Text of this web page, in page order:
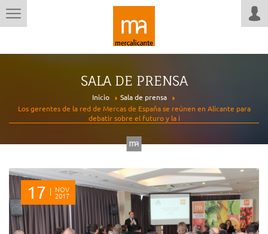
SALA DE PRENSA
Inicio
Sala de prensa
Los gerentes de la red de Mercas de España se reúnen en Alicante para
debatir sobre el futuro y la i
17 NOV
2017